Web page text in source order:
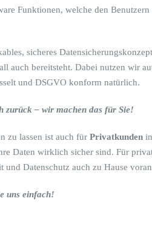
c
e
h
e
Funktionen, welche den
sicheres
auch bereitsteht. Dabei nutzen wir
und DSGVO konform natürlich.
zurück – wir machen das für Sie!
zu lassen ist auch für Privatkunden
Daten wirklich sicher sind. Für
und Datenschutz auch zu Hause
uns einfach!